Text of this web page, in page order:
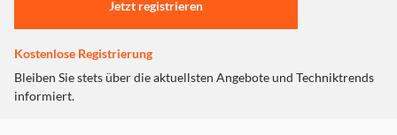
Jetzt registrieren
Kostenlose Registrierung
Bleiben Sie stets über die aktuellsten Angebote und Techniktrends
informiert.